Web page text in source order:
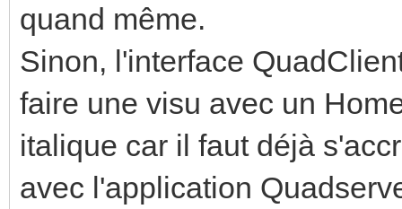
quand même.
Sinon, l'interface
faire une visu avec un
italique car il faut déjà
avec l'application